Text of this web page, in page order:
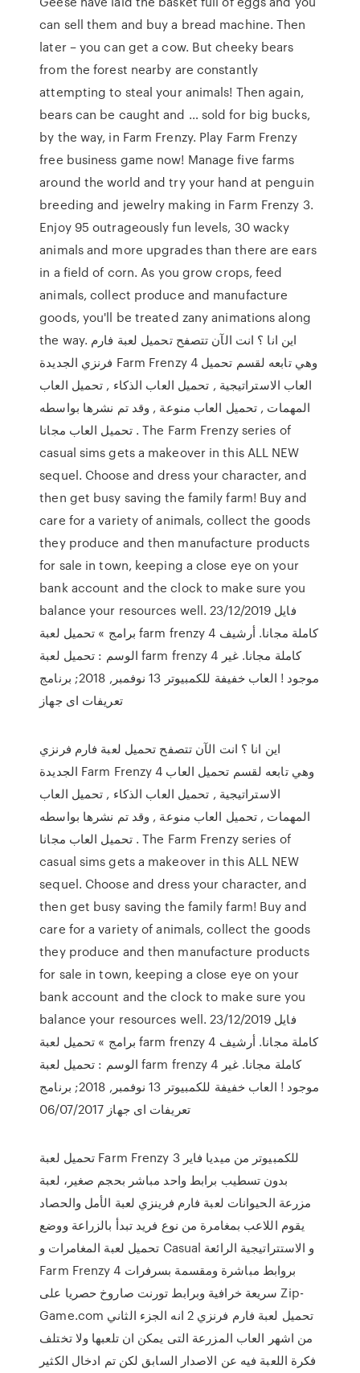
can sell them and buy a bread machine. Then
later – you can get a cow. But cheeky bears
from the forest nearby are constantly
attempting to steal your animals! Then again,
bears can be caught and … sold for big bucks,
by the way, in Farm Frenzy. Play Farm Frenzy
free business game now! Manage five farms
around the world and try your hand at penguin
breeding and jewelry making in Farm Frenzy 3.
Enjoy 95 outrageously fun levels, 30 wacky
animals and more upgrades than there are ears
in a field of corn. As you grow crops, feed
animals, collect produce and manufacture
goods, you'll be treated zany animations along
the way. اين انا ؟ انت الآن تتصفح تحميل لعبة فارم
فرنزي الجديدة Farm Frenzy 4 وهي تابعه لقسم تحميل
العاب الاستراتيجية , تحميل العاب الذكاء , تحميل العاب
المهمات , تحميل العاب منوعة , وقد تم نشرها بواسطه
تحميل العاب مجانا . The Farm Frenzy series of
casual sims gets a makeover in this ALL NEW
sequel. Choose and dress your character, and
then get busy saving the family farm! Buy and
care for a variety of animals, collect the goods
they produce and then manufacture products
for sale in town, keeping a close eye on your
bank account and the clock to make sure you
balance your resources well. 23/12/2019 فايل
برامج » تحميل لعبة farm frenzy 4 كاملة مجانا. أرشيف
الوسم : تحميل لعبة farm frenzy 4 كاملة مجانا. غير
موجود ! العاب خفيفة للكمبيوتر 13 نوفمبر, 2018; برنامج
تعريفات اى جهاز
اين انا ؟ انت الآن تتصفح تحميل لعبة فارم فرنزي
الجديدة Farm Frenzy 4 وهي تابعه لقسم تحميل العاب
الاستراتيجية , تحميل العاب الذكاء , تحميل العاب
المهمات , تحميل العاب منوعة , وقد تم نشرها بواسطه
تحميل العاب مجانا . The Farm Frenzy series of
casual sims gets a makeover in this ALL NEW
sequel. Choose and dress your character, and
then get busy saving the family farm! Buy and
care for a variety of animals, collect the goods
they produce and then manufacture products
for sale in town, keeping a close eye on your
bank account and the clock to make sure you
balance your resources well. 23/12/2019 فايل
برامج » تحميل لعبة farm frenzy 4 كاملة مجانا. أرشيف
الوسم : تحميل لعبة farm frenzy 4 كاملة مجانا. غير
موجود ! العاب خفيفة للكمبيوتر 13 نوفمبر, 2018; برنامج
تعريفات اى جهاز 06/07/2017
تحميل لعبة Farm Frenzy 3 للكمبيوتر من ميديا فاير
بدون تسطيب برابط واحد مباشر بحجم صغير، لعبة
مزرعة الحيوانات لعبة فارم فرينزي لعبة الأمل والحصاد
يقوم اللاعب بمغامرة من نوع فريد تبدأ بالزراعة ووضع
تحميل لعبة المغامرات و Casual و الاستتراتيجية الرائعة
Farm Frenzy 4 بروابط مباشرة ومقسمة بسرفرات
سريعة خرافية وبرابط تورنت صاروخ حصريا على Zip-
Game.com تحميل لعبة فارم فرنزي 2 انه الجزء الثاني
من اشهر العاب المزرعة التى يمكن ان تلعبها ولا تختلف
فكرة اللعبة فيه عن الاصدار السابق لكن تم ادخال الكثير